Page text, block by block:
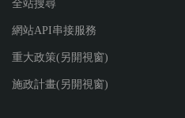
全站搜尋
網站API串接服務
重大政策(另開視窗)
施政計畫(另開視窗)